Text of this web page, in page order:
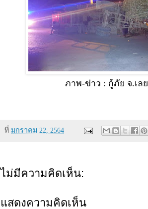
ภาพ-ข่าว : กู้ภัย จ.เลย
ที่ มกราคม 22, 2564
ไม่มีความคิดเห็น:
แสดงความคิดเห็น